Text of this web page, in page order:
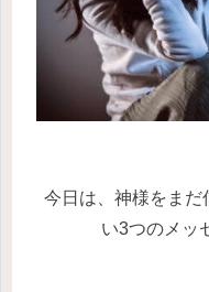
今日は、神様をまだ
い3つのメッ